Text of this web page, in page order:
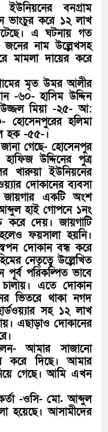
ইউনিয়নের বনগ্রাম
ভাংচুর করে ১২ লাখ
এ ঘটনায় গত
জনের নাম উল্লেখসহ
মামলা দায়ের করে
মৃত উমর আলীর
-৬০- হাসিম উদ্দিন
মিয়া -২৫- আ:
হোসেনপুরের হলিমা
হক -৫৫-।
গেছে- হোসেনপুর
উদ্দিনের পুত্র
খারুয়া ইউনিয়নের
দোকানের ব্যবসা
জায়গার একটি অংশ
হাই গোপনে ১নং
করে দেয়। জায়গাটি
ফয়সালা হয়নি।
দোকান বন্ধ করে
নেতৃত্বে উল্লেখিত
পরিকল্পিত ভাবে
চালায়। এতে দোকান
ভিতরে থাকা নগদ
সহ ১২ লাখ
এছাড়াও দোকানের
আমার সাজানো
করে দিছে। আমার
গেছে। আমি এখন
-ওসি- মো. আব্দুল
হয়েছে। আসামীদের